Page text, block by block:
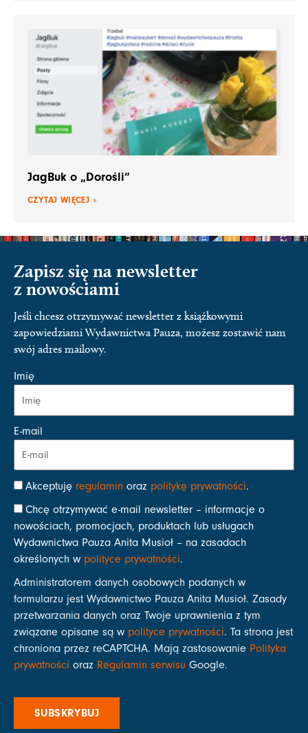
JagBuk o „Dorośli”
CZYTAJ WIĘCEJ »
Zapisz się na newsletter
z nowościami
Jeśli chcesz otrzymywać newsletter z książkowymi
zapowiedziami Wydawnictwa Pauza, możesz zostawić nam
swój adres mailowy.
Imię
E-mail
Akceptuję regulamin oraz politykę prywatności.
Chcę otrzymywać e-mail newsletter – informacje o
nowościach, promocjach, produktach lub usługach
Wydawnictwa Pauza Anita Musioł – na zasadach
określonych w polityce prywatności.
Administratorem danych osobowych podanych w
formularzu jest Wydawnictwo Pauza Anita Musioł. Zasady
przetwarzania danych oraz Twoje uprawnienia z tym
związane opisane są w polityce prywatności. Ta strona jest
chroniona przez reCAPTCHA. Mają zastosowanie Polityka
prywatności oraz Regulamin serwisu Google.
SUBSKRYBUJ